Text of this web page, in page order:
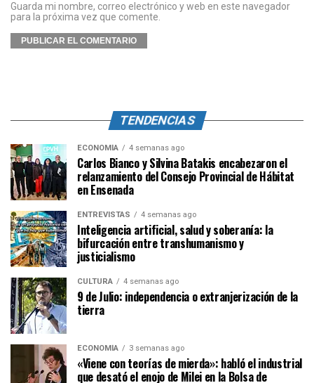
Guarda mi nombre, correo electrónico y web en este navegador
para la próxima vez que comente.
TENDENCIAS
ECONOMÍA 4 semanas ago
Carlos Bianco y Silvina Batakis encabezaron el
relanzamiento del Consejo Provincial de Hábitat
en Ensenada
ENTREVISTAS 4 semanas ago
Inteligencia artificial, salud y soberanía: la
bifurcación entre transhumanismo y
justicialismo
CULTURA 4 semanas ago
9 de Julio: independencia o extranjerización de la
tierra
ECONOMÍA 3 semanas ago
«Viene con teorías de mierda»: habló el industrial
que desató el enojo de Milei en la Bolsa de